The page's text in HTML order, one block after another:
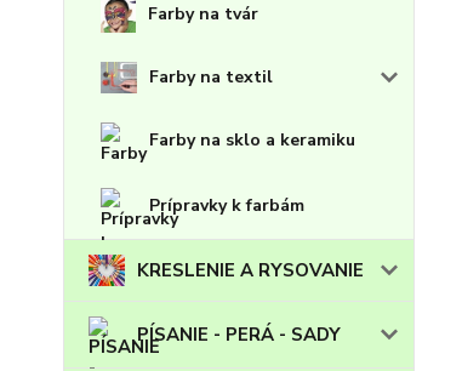
Farby na tvár
Farby na textil
Farby na sklo a keramiku
Prípravky k farbám
KRESLENIE A RYSOVANIE
PÍSANIE - PERÁ - SADY